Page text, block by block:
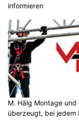
informieren
M. Hälg Montage
überzeugt, bei jedem